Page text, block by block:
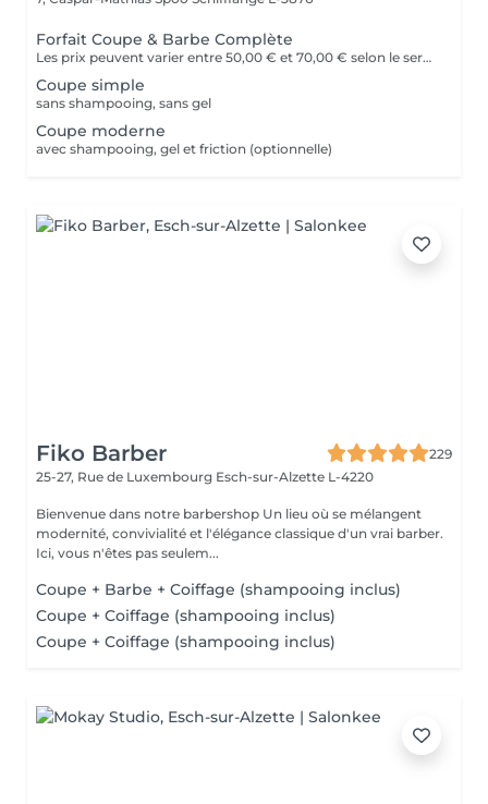
Forfait Coupe & Barbe Complète
Les prix peuvent varier entre 50,00 € et 70,00 € selon le service
Coupe simple
sans shampooing, sans gel
Coupe moderne
avec shampooing, gel et friction (optionnelle)
Fiko Barber
229
25-27, Rue de Luxembourg Esch-sur-Alzette L-4220
Bienvenue dans notre barbershop Un lieu où se mélangent
modernité, convivialité et l'élégance classique d'un vrai barber.
Ici, vous n'êtes pas seulem...
Coupe + Barbe + Coiffage (shampooing inclus)
Coupe + Coiffage (shampooing inclus)
Coupe + Coiffage (shampooing inclus)